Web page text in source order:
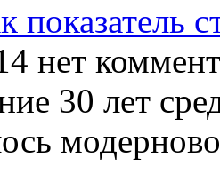
показатель
нет
30 лет